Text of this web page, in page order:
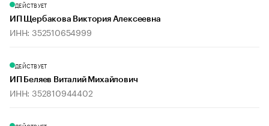
ДЕЙСТВУЕТ
ИП Щербакова Виктория Алексеевна
ИНН: 352510654999
ДЕЙСТВУЕТ
ИП Беляев Виталий Михайлович
ИНН: 352810944402